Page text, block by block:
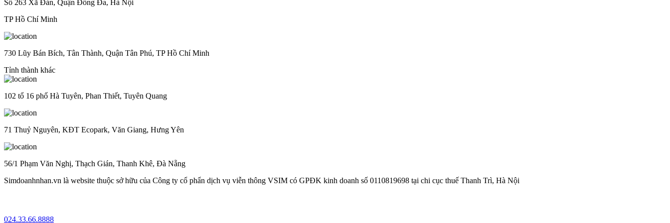
Số 263 Xã Đàn, Quận Đống Đa, Hà Nội
TP Hồ Chí Minh
730 Lũy Bán Bích, Tân Thành, Quận Tân Phú, TP Hồ Chí Minh
Tỉnh thành khác
102 tổ 16 phố Hà Tuyên, Phan Thiết, Tuyên Quang
71 Thuỷ Nguyên, KĐT Ecopark, Văn Giang, Hưng Yên
56/1 Phạm Văn Nghị, Thạch Gián, Thanh Khê, Đà Nẵng
Simdoanhnhan.vn là website thuộc sở hữu của Công ty cổ phẩn dịch vụ viễn thông VSIM có GPĐK kinh doanh số 0110819698 tại chi cục thuế Thanh Trì, Hà Nội
024.33.66.8888